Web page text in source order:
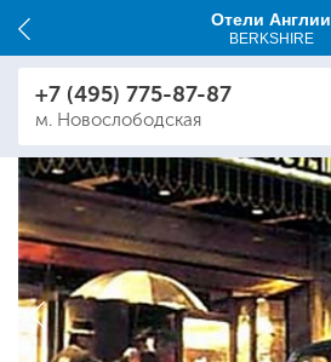
Отели Англии
BERKSHIRE
+7 (495) 775-87-87
м. Новослободская